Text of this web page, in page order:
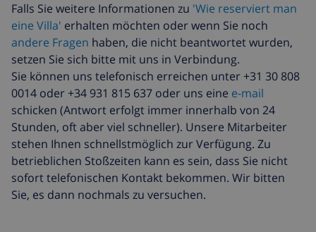
Falls Sie weitere Informationen zu 'Wie reserviert man
eine Villa' erhalten möchten oder wenn Sie noch
andere Fragen haben, die nicht beantwortet wurden,
setzen Sie sich bitte mit uns in Verbindung.
Sie können uns telefonisch erreichen unter +31 30 808
0014 oder +34 931 815 637 oder uns eine e-mail
schicken (Antwort erfolgt immer innerhalb von 24
Stunden, oft aber viel schneller). Unsere Mitarbeiter
stehen Ihnen schnellstmöglich zur Verfügung. Zu
betrieblichen Stoßzeiten kann es sein, dass Sie nicht
sofort telefonischen Kontakt bekommen. Wir bitten
Sie, es dann nochmals zu versuchen.